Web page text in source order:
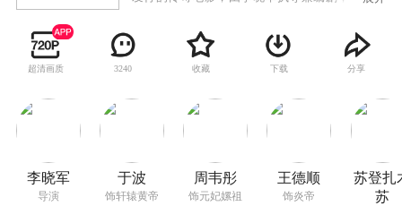
影片以中华人文始祖轩辕黄帝（于波 饰）与元妃
嫘祖（周韦彤 饰）的传奇爱情故事为线索，讲述
了五千年前有熊氏部落首领姬地率领族人渡黄
饰）、最终统一华夏各部落的壮阔史诗。演绎黄
帝、炎帝（王德顺 饰）、蚩尤三大部落的兴衰聚
程。
超清画质 3240 收藏 下载 分享
李晓军
导演
于波
饰轩辕黄帝
周韦彤
饰元妃嫘祖
王德顺
饰炎帝
苏登扎
苏